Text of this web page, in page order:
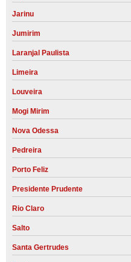
Jarinu
Jumirim
Laranjal Paulista
Limeira
Louveira
Mogi Mirim
Nova Odessa
Pedreira
Porto Feliz
Presidente Prudente
Rio Claro
Salto
Santa Gertrudes